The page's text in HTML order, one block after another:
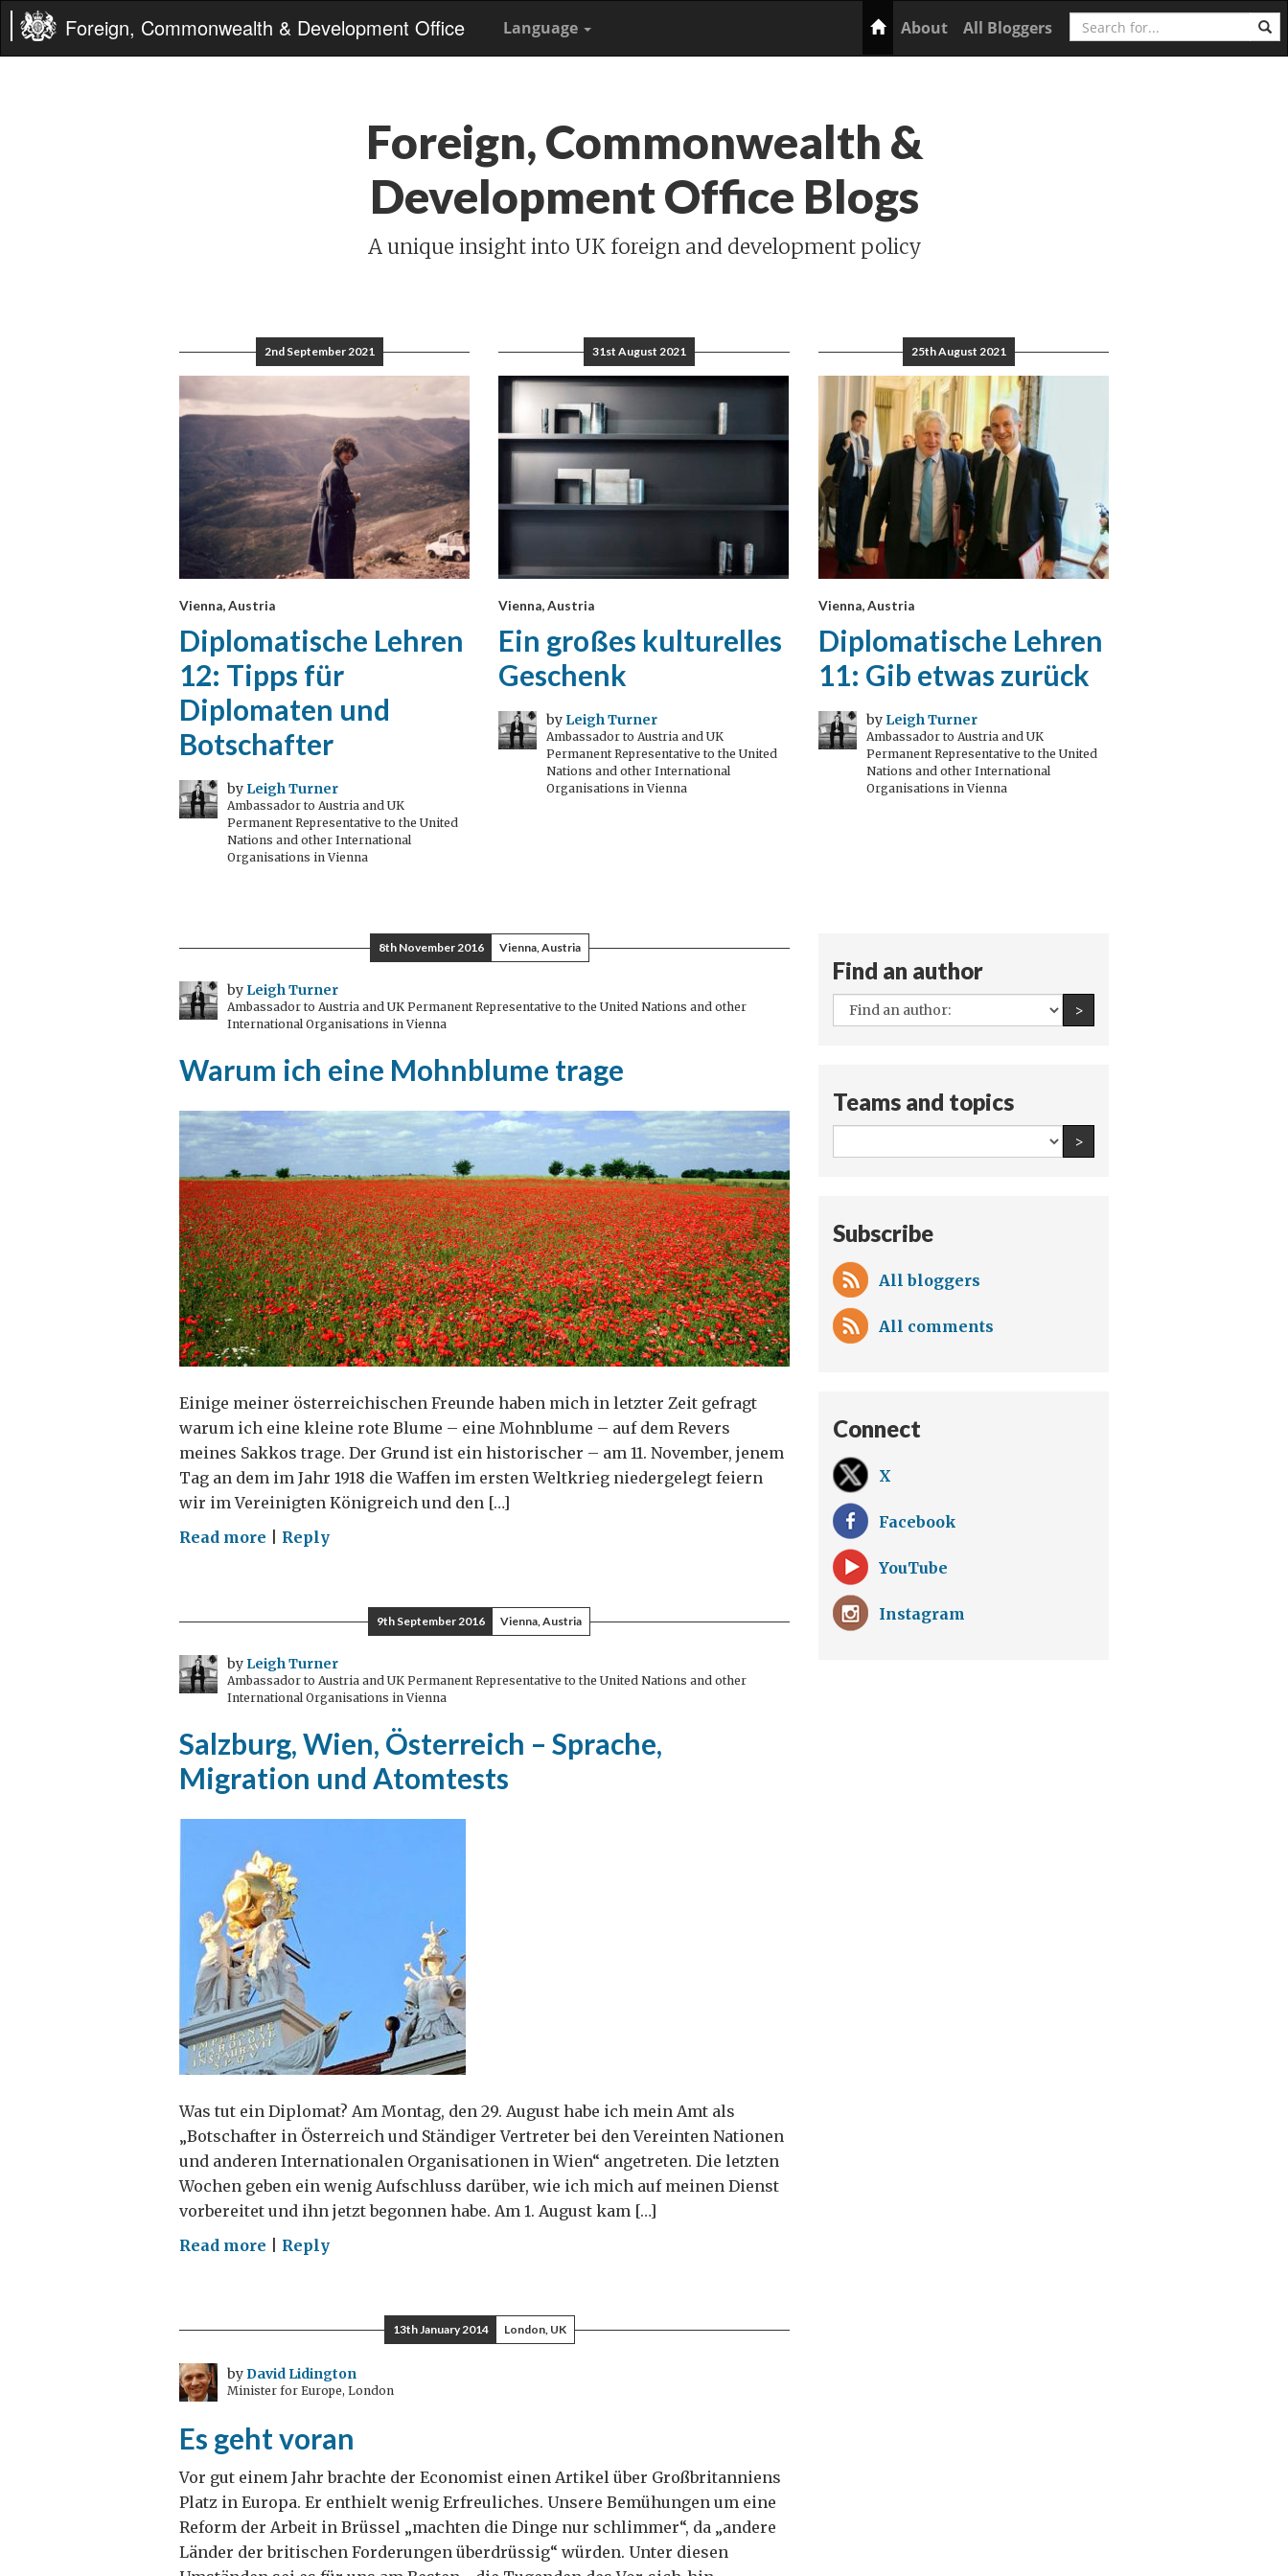
Foreign, Commonwealth & Development Office Language Home
About All Bloggers Search
Foreign, Commonwealth &
Development Office Blogs
A unique insight into UK foreign and development policy
2nd September 2021
Vienna, Austria
Diplomatische Lehren
12: Tipps für
Diplomaten und
Botschafter
by Leigh Turner
Ambassador to Austria and UK
Permanent Representative to the United
Nations and other International
Organisations in Vienna
31st August 2021
Vienna, Austria
Ein großes kulturelles
Geschenk
by Leigh Turner
Ambassador to Austria and UK
Permanent Representative to the United
Nations and other International
Organisations in Vienna
25th August 2021
Vienna, Austria
Diplomatische Lehren
11: Gib etwas zurück
by Leigh Turner
Ambassador to Austria and UK
Permanent Representative to the United
Nations and other International
Organisations in Vienna
8th November 2016 Vienna, Austria
by Leigh Turner
Ambassador to Austria and UK Permanent Representative to the United Nations and other
International Organisations in Vienna
Warum ich eine Mohnblume trage
Einige meiner österreichischen Freunde haben mich in letzter Zeit gefragt
warum ich eine kleine rote Blume – eine Mohnblume – auf dem Revers
meines Sakkos trage. Der Grund ist ein historischer – am 11. November, jenem
Tag an dem im Jahr 1918 die Waffen im ersten Weltkrieg niedergelegt feiern
wir im Vereinigten Königreich und den […]
Read more on
trage
Reply
9th September 2016 Vienna, Austria
by Leigh Turner
Ambassador to Austria and UK Permanent Representative to the United Nations and other
International Organisations in Vienna
Salzburg, Wien, Österreich – Sprache,
Migration und Atomtests
Was tut ein Diplomat? Am Montag, den 29. August habe ich mein Amt als
„Botschafter in Österreich und Ständiger Vertreter bei den Vereinten Nationen
und anderen Internationalen Organisationen in Wien“ angetreten. Die letzten
Wochen geben ein wenig Aufschluss darüber, wie ich mich auf meinen Dienst
vorbereitet und ihn jetzt begonnen habe. Am 1. August kam […]
Read more on
Sprache,
Migration
Atomtests
Reply
13th January 2014 London, UK
byDavid Lidington
Minister for Europe, London
Es geht voran
Vor gut einem Jahr brachte der Economist einen Artikel über Großbritanniens
Platz in Europa. Er enthielt wenig Erfreuliches. Unsere Bemühungen um eine
Reform der Arbeit in Brüssel „machten die Dinge nur schlimmer“, da „andere
Länder der britischen Forderungen überdrüssig“ würden. Unter diesen
Find an author
All
authors:
>Find an author
Teams and topics
All
teams
>Find an author
Subscribe
All bloggers
All comments
Connect
X
Facebook
YouTube
Instagram